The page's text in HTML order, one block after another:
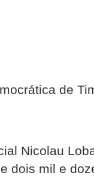
de
Nicolau
dois mil e